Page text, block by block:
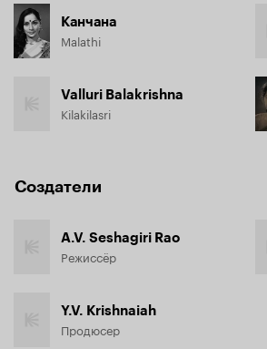
Канчана
Malathi
Valluri Balakrishna
Kilakilasri
Создатели
A.V. Seshagiri Rao
Режиссёр
Y.V. Krishnaiah
Продюсер